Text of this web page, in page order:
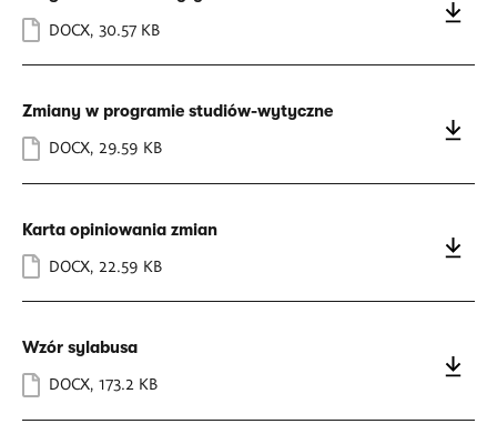
DOCX, 30.57 KB
Zmiany w programie studiów-wytyczne
DOCX, 29.59 KB
Karta opiniowania zmian
DOCX, 22.59 KB
Wzór sylabusa
DOCX, 173.2 KB